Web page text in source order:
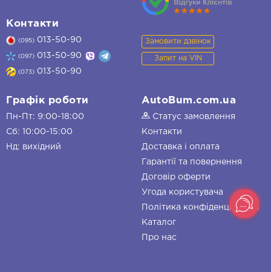
Контакти
(095) 013-50-90
(097) 013-50-90
(073) 013-50-90
Замовити дзвінок
Запит на VIN
Графік роботи
Пн-Пт: 9:00-18:00
Сб: 10:00-15:00
Нд: вихідний
AutoBum.com.ua
Статус замовлення
Контакти
Доставка і оплата
Гарантії та повернення
Договір оферти
Угода користувача
Політика конфіденційності
Каталог
Про нас